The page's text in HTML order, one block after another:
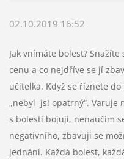
02.10.2019 16:52
Jak vnímáte bolest?
cenu a co nejdříve se jí
učitelka. Když se říznete
„nebyl jsi opatrný“. Varuje
s bolestí bojuji, nenaučím
negativního, zbavuji se
jednání. Každá bolest,